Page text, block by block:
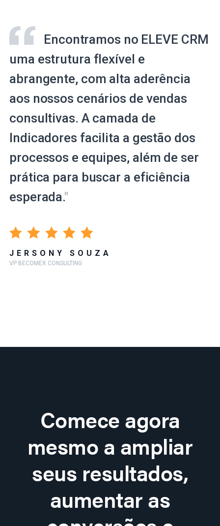
Encontramos no ELEVE CRM
uma estrutura flexível e
abrangente, com alta aderência
aos nossos cenários de vendas
consultivas. A camada de
Indicadores facilita a gestão dos
processos e equipes, além de ser
prática para buscar a eficiência
esperada."
JERSONY SOUZA
VP BECOMEX CONSULTING
Comece agora
mesmo a ampliar
seus resultados,
aumentar as